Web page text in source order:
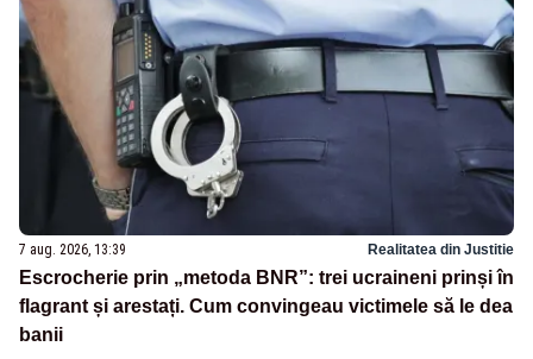
7 aug. 2026, 13:39 Realitatea din Justitie
Escrocherie prin „metoda BNR”: trei ucraineni prinși în
flagrant și arestați. Cum convingeau victimele să le dea
banii